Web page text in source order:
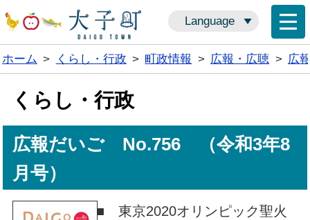
Language
ホーム > くらし・行政 > 町政情報 > 広報・広聴 > 広
くらし・行政
広報だいご No.756 （令和3年8
月号）
■ 東京2020オリンピック聖火